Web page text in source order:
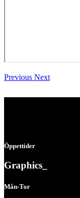
Previous Next
Öppettider
Graphics_
Mån-Tor